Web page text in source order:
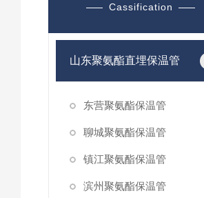
Cassification
山东聚氨酯直埋保温管
东营聚氨酯保温管
聊城聚氨酯保温管
镇江聚氨酯保温管
滨州聚氨酯保温管